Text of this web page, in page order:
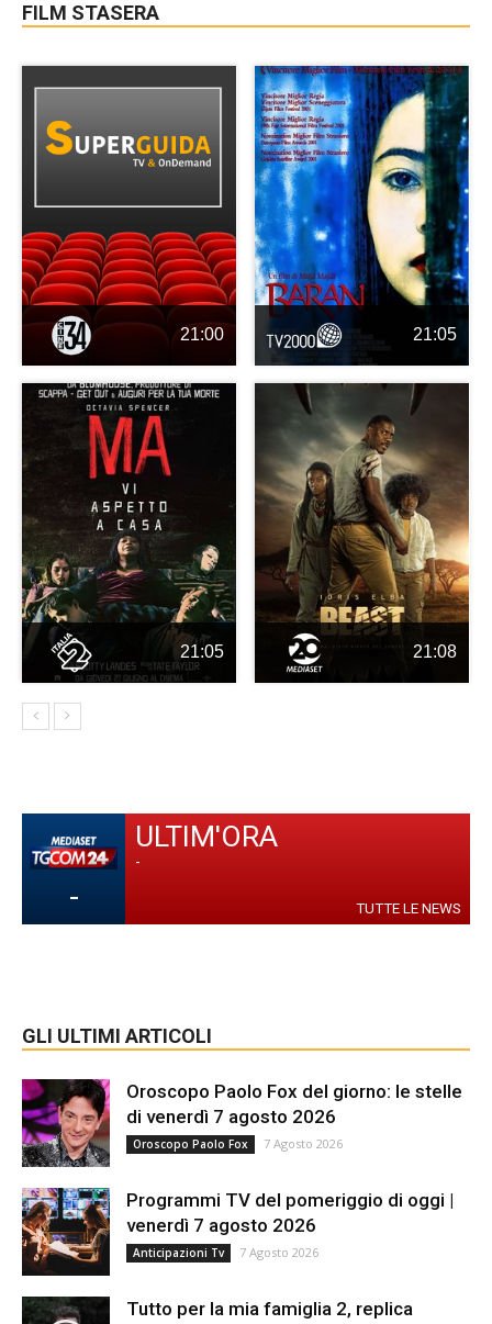
FILM STASERA
21:00 21:05
21:05 21:08
-
ULTIM'ORA
-
TUTTE LE NEWS
GLI ULTIMI ARTICOLI
Oroscopo Paolo Fox del giorno: le stelle
di venerdì 7 agosto 2026
Oroscopo Paolo Fox 7 Agosto 2026
Programmi TV del pomeriggio di oggi |
venerdì 7 agosto 2026
Anticipazioni Tv 7 Agosto 2026
Tutto per la mia famiglia 2, replica